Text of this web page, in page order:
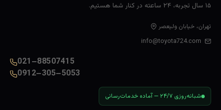
۱۵ سال تجربه، ۲۴ ساعته در کنار شما هستیم.
تهران، خیابان ولیعصر
021–88507415
0912–305–5053
شبانه‌روزی ۲۴/۷ — آماده خدمات‌رسانی